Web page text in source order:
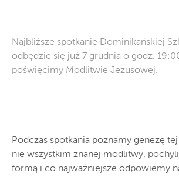
Najbliższe spotkanie Dominikańskiej
odbędzie się już 7 grudnia o godz.
poświęcimy Modlitwie Jezusowej.
Podczas spotkania poznamy genezę
nie wszystkim znanej modlitwy,
formą i co najważniejsze odpowiemy